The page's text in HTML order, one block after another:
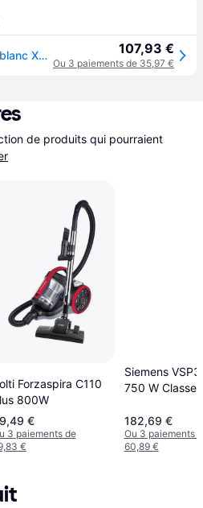
Aspirateur sans sac 77db blanc XB2122/09 107,93 €
Ou 3 paiements de 35,97 €
de produits qui pourraient
Forzaspira C110
800W
€
3 paiements de
€
Siemens
750 W Classe
182,69 €
Ou 3 paiements
60,89 €